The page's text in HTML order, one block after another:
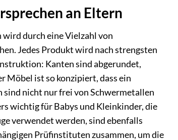
an Eltern
durch eine Vielzahl von
Jedes Produkt wird nach strengsten
Kanten sind abgerundet,
Möbel ist so konzipiert, dass ein
sind nicht nur frei von Schwermetallen
wichtig für Babys und Kleinkinder, die
verwendet werden, sind ebenfalls
Prüfinstituten zusammen, um die